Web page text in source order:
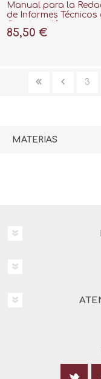
Manual para la
de Informes Técnicos
85,50 €
3
MATERIAS